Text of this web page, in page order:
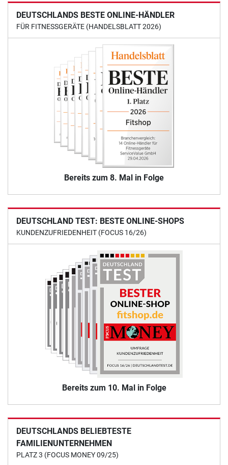
DEUTSCHLANDS BESTE ONLINE-HÄNDLER
FÜR FITNESSGERÄTE (HANDELSBLATT 2026)
Bereits zum 8. Mal in Folge
DEUTSCHLAND TEST: BESTE ONLINE-SHOPS
KUNDENZUFRIEDENHEIT (FOCUS 16/26)
Bereits zum 10. Mal in Folge
DEUTSCHLANDS BELIEBTESTE
FAMILIENUNTERNEHMEN
PLATZ 3 (FOCUS MONEY 09/25)